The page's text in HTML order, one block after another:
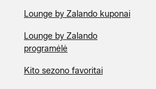
Lounge by Zalando kuponai
Lounge by Zalando
programėlė
Kito sezono favoritai